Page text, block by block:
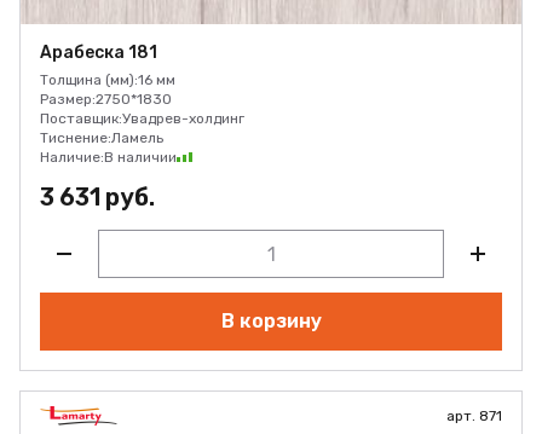
Арабеска 181
Толщина (мм):16 мм
Размер:2750*1830
Поставщик:Увадрев-холдинг
Тиснение:Ламель
Наличие:В наличии
3 631 руб.
В корзину
арт. 871